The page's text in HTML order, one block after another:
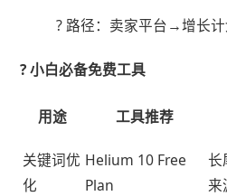
? 路径：卖家平台→增长
?️ ​​小白必备免费工具​
​用途​ ​工具推荐​
关键词优
化
Helium 10 Free
Plan
长
来